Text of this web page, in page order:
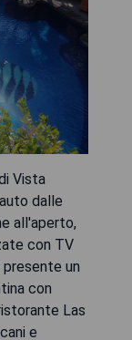
Vista
dalle
all'aperto,
con TV
un
con
Las
e